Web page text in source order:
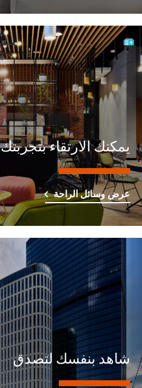
يمكنك الارتقاء بتجربتك
عرض وسائل الراحة
شاهد بنفسك لتصدق